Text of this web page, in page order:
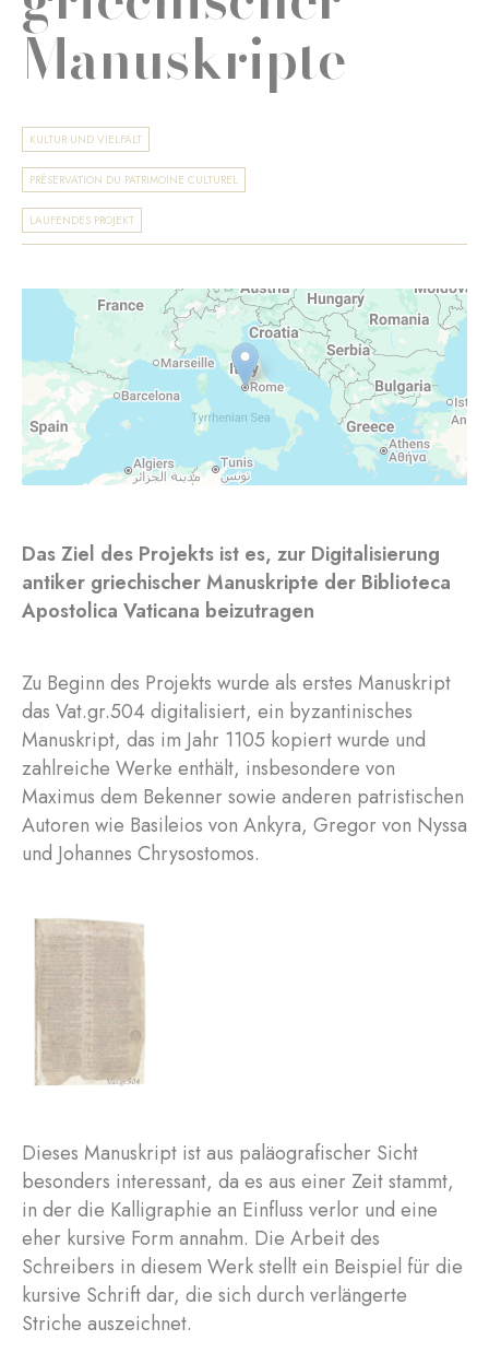
Manuskripte
KULTUR UND VIELFALT
PRÉSERVATION DU PATRIMOINE CULTUREL
LAUFENDES PROJEKT
Das Ziel des Projekts ist es, zur Digitalisierung
antiker griechischer Manuskripte der Biblioteca
Apostolica Vaticana beizutragen
Zu Beginn des Projekts wurde als erstes Manuskript
das Vat.gr.504 digitalisiert, ein byzantinisches
Manuskript, das im Jahr 1105 kopiert wurde und
zahlreiche Werke enthält, insbesondere von
Maximus dem Bekenner sowie anderen patristischen
Autoren wie Basileios von Ankyra, Gregor von Nyssa
und Johannes Chrysostomos.
Dieses Manuskript ist aus paläografischer Sicht
besonders interessant, da es aus einer Zeit stammt,
in der die Kalligraphie an Einfluss verlor und eine
eher kursive Form annahm. Die Arbeit des
Schreibers in diesem Werk stellt ein Beispiel für die
kursive Schrift dar, die sich durch verlängerte
Striche auszeichnet.